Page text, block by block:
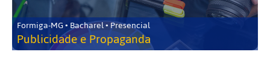
Formiga-MG • Bacharel • Presencial
Publicidade e Propaganda